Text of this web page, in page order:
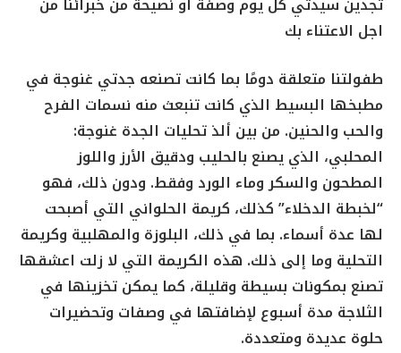
اجل الاعتناء بك
طفولتنا متعلقة دومًا بما كانت تصنعه جدتي غنوجة في
مطبخها البسيط الذي كانت تنبعث منه نسمات الفرح
والحب والحنين. من بين ألذ تحليات الجدة غنوجة:
المحلبي، الذي يصنع بالحليب ودقيق الأرز واللوز
المطحون والسكر وماء الورد وفقط. ودون ذلك، فهو
“لخبطة الدخلاء” كذلك، كريمة الحلواني التي أصبحت
لها عدة أسماء. بما في ذلك، البلوزة والمهلبية وكريمة
التحلية وما إلى ذلك. هذه الكريمة التي لا زلت اعشقها
تصنع بمكونات بسيطة وقليلة، كما يمكن تخزينها في
الثلاجة مدة أسبوع لإضافتها في وصفات وتحضيرات
حلوة عديدة ومتعددة.